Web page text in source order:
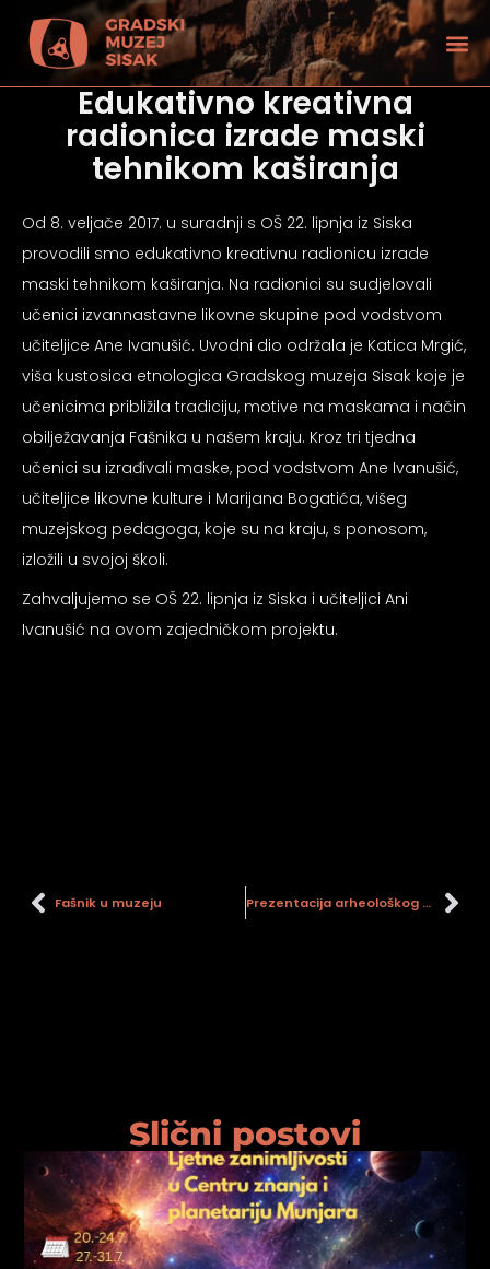
Edukativno kreativna
radionica izrade maski
tehnikom kaširanja
Od 8. veljače 2017. u suradnji s OŠ 22. lipnja iz Siska
provodili smo edukativno kreativnu radionicu izrade
maski tehnikom kaširanja. Na radionici su sudjelovali
učenici izvannastavne likovne skupine pod vodstvom
učiteljice Ane Ivanušić. Uvodni dio održala je Katica Mrgić,
viša kustosica etnologica Gradskog muzeja Sisak koje je
učenicima približila tradiciju, motive na maskama i način
obilježavanja Fašnika u našem kraju. Kroz tri tjedna
učenici su izrađivali maske, pod vodstvom Ane Ivanušić,
učiteljice likovne kulture i Marijana Bogatića, višeg
muzejskog pedagoga, koje su na kraju, s ponosom,
izložili u svojoj školi.
Zahvaljujemo se OŠ 22. lipnja iz Siska i učiteljici Ani
Ivanušić na ovom zajedničkom projektu.
Fašnik u muzeju Prezentacija arheološkog nalaza s najstarijim epigrafskim spomenom Siscije
Slični postovi
vida